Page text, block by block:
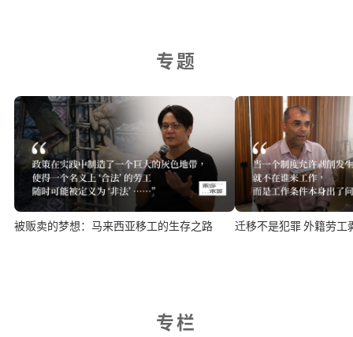
专题
被贩卖的梦想：马来西亚移工的生存之路 迁移不是犯罪 外籍劳工
专栏